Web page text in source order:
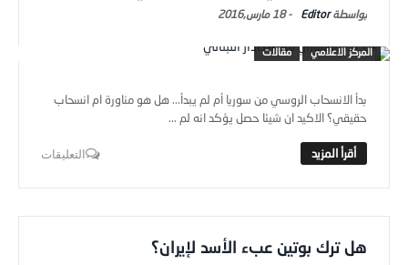
Editor
-18 مارس,2016
المركز الاعلامي مقالات
بدأ الانسحاب الروسي من سوريا أم لم يبدأ... هل هو مناورة ام انسحاب
حقيقي؟ الاكيد ان شيئا حصل يؤكد انه لم ...
التعليقات
هل ترك بوتين عبء الأسد لإيران؟